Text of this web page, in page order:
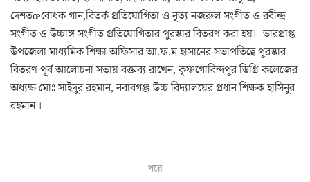
দেশতœবোধক গান,বিতর্ক প্রতিযোগিতা ও নৃত্য নজরুল সংগীত ও রবীন্দ্র
সংগীত ও উচ্চাঙ্গ সংগীত প্রতিযোগিতার পুরস্কার বিতরণ করা হয়। ভারপ্রাপ্ত
উপজেলা মাধ্যমিক শিক্ষা অফিসার আ.ফ.ম হাসানের সভাপতিত্বে পুরস্কার
বিতরণ পূর্ব আলোচনা সভায় বক্তব্য রাখেন, কৃষ্ণগোবিন্দপুর ডিগ্রি কলেজের
অধ্যক্ষ মোঃ সাইদুর রহমান, নবাবগঞ্জ উচ্চ বিদ্যালয়ের প্রধান শিক্ষক হাসিনুর
রহমান ।
পরে